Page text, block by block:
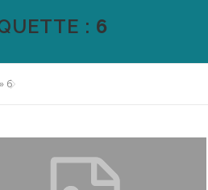
: 6
» 6